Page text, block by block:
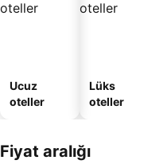
Ucuz
oteller
Lüks
oteller
Fiyat aralığı